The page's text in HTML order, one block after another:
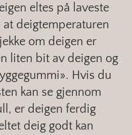
eltes på laveste
at deigtemperaturen
om deigen er
liten bit av deigen og
Hvis du
kan se gjennom
er deigen ferdig
deig godt kan